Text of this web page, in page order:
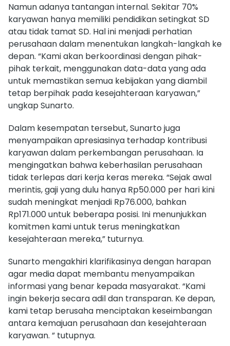
Namun adanya tantangan internal. Sekitar 70%
karyawan hanya memiliki pendidikan setingkat SD
atau tidak tamat SD. Hal ini menjadi perhatian
perusahaan dalam menentukan langkah-langkah ke
depan. “Kami akan berkoordinasi dengan pihak-
pihak terkait, menggunakan data-data yang ada
untuk memastikan semua kebijakan yang diambil
tetap berpihak pada kesejahteraan karyawan,”
ungkap Sunarto.
Dalam kesempatan tersebut, Sunarto juga
menyampaikan apresiasinya terhadap kontribusi
karyawan dalam perkembangan perusahaan. Ia
mengingatkan bahwa keberhasilan perusahaan
tidak terlepas dari kerja keras mereka. “Sejak awal
merintis, gaji yang dulu hanya Rp50.000 per hari kini
sudah meningkat menjadi Rp76.000, bahkan
Rp171.000 untuk beberapa posisi. Ini menunjukkan
komitmen kami untuk terus meningkatkan
kesejahteraan mereka,” tuturnya.
Sunarto mengakhiri klarifikasinya dengan harapan
agar media dapat membantu menyampaikan
informasi yang benar kepada masyarakat. “Kami
ingin bekerja secara adil dan transparan. Ke depan,
kami tetap berusaha menciptakan keseimbangan
antara kemajuan perusahaan dan kesejahteraan
karyawan. ” tutupnya.